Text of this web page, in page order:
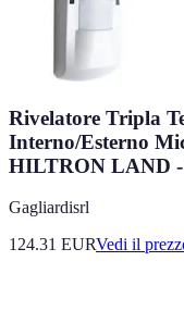
Rivelatore Tripla
Interno/Esterno
HILTRON LAND
Gagliardisrl
124.31 EURVedi il